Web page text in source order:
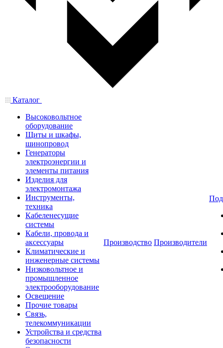
Каталог
Высоковольтное
оборудование
Щиты и шкафы,
шинопровод
Генераторы
электроэнергии и
элементы питания
Изделия для
электромонтажа
Инструменты,
техника
Кабеленесущие
системы
Кабели, провода и
аксессуары
Климатические и
инженерные системы
Низковольтное и
промышленное
электрооборудование
Освещение
Прочие товары
Связь,
телекоммуникации
Устройства и средства
безопасности
Производство Производители